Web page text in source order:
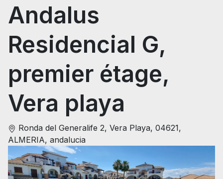
Andalus
Residencial G,
premier étage,
Vera playa
Ronda del Generalife 2, Vera Playa, 04621,
ALMERIA, andalucia